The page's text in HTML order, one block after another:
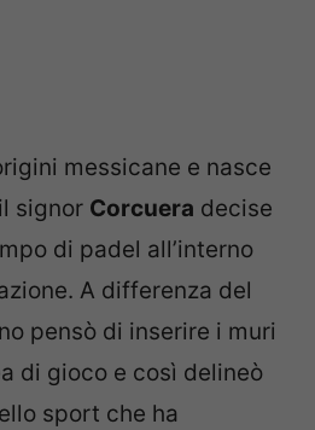
messicane e nasce
signor Corcuera decise
di padel all’interno
A differenza del
pensò di inserire i muri
di gioco e così delineò
sport che ha